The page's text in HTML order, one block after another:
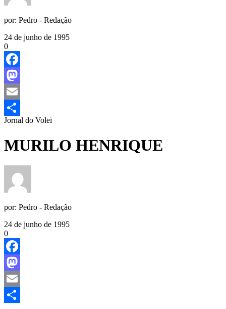
por: Pedro - Redação
24 de junho de 1995
0
Facebook
Mastodon
Email
Share
Jornal do Volei
MURILO HENRIQUE
por: Pedro - Redação
24 de junho de 1995
0
Facebook
Mastodon
Email